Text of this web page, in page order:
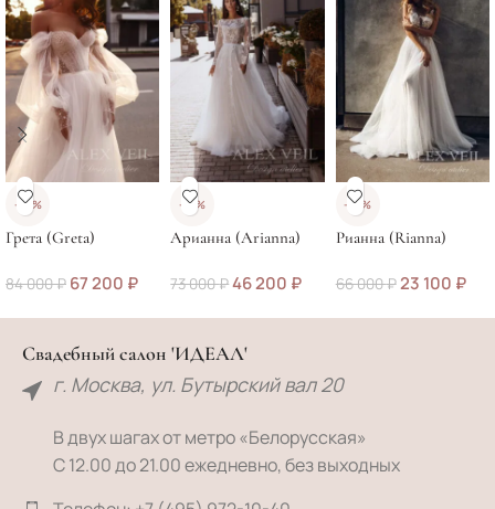
-20%
Грета (Greta)
84 000₽ 67 200 ₽
-37%
Арианна (Arianna)
73 000₽46 200 ₽
-65%
Рианна (Rianna)
66 000₽23 100 ₽
Свадебный салон 'ИДЕАЛ'
г. Москва, ул. Бутырский вал 20
В двух шагах от метро «Белорусская»
С 12.00 до 21.00 ежедневно, без выходных